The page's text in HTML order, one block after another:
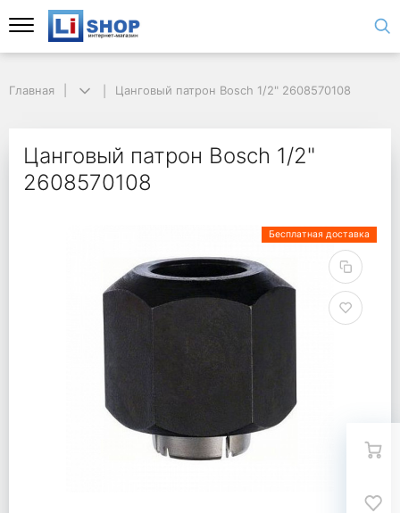
Главная Цанговый патрон Bosch 1/2" 2608570108
Цанговый патрон Bosch 1/2"
2608570108
Бесплатная доставка